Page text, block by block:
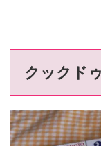
クックド